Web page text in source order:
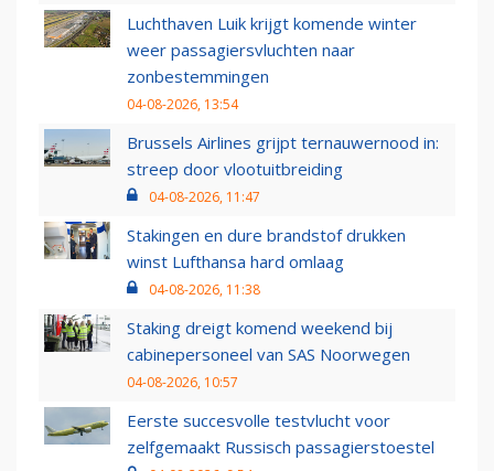
Luchthaven Luik krijgt komende winter
weer passagiersvluchten naar
zonbestemmingen
04-08-2026, 13:54
Brussels Airlines grijpt ternauwernood in:
streep door vlootuitbreiding
04-08-2026, 11:47
Stakingen en dure brandstof drukken
winst Lufthansa hard omlaag
04-08-2026, 11:38
Staking dreigt komend weekend bij
cabinepersoneel van SAS Noorwegen
04-08-2026, 10:57
Eerste succesvolle testvlucht voor
zelfgemaakt Russisch passagierstoestel